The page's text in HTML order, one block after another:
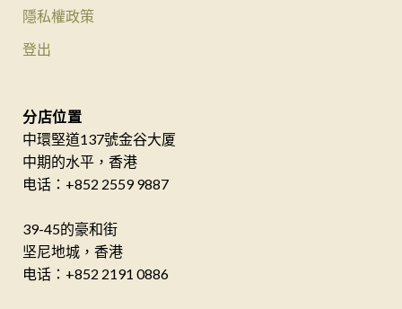
隱私權政策
登出
分店位置
中環堅道137號金谷大厦
中期的水平，香港
电话：+852 2559 9887
39-45的豪和街
坚尼地城，香港
电话：+852 2191 0886